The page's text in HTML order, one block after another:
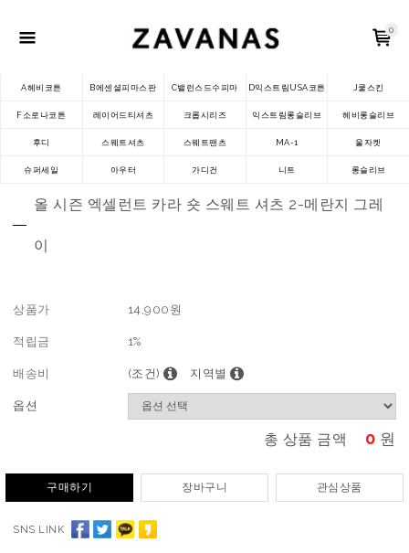
0
A헤비코튼 B에센셜피마스판 C밸런스드수피마 D익스트림USA코튼 J쿨스킨
F소로나코튼 레이어드티셔츠 크롭시리즈 익스트림롱슬리브 헤비롱슬리브
후디 스웨트셔츠 스웨트팬츠 MA-1 울자켓
슈퍼세일 아우터 가디건 니트 롱슬리브
올 시즌 엑셀런트 카라 숏 스웨트 셔츠 2-메란지 그레
이
상품가 14,900 원
적립금 1%
배송비 (조건) 지역별
옵션
총 상품 금액 0 원
구매하기 장바구니 관심상품
SNS LINK